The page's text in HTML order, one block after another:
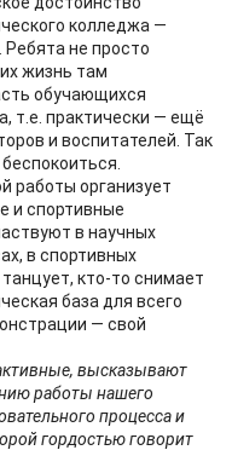
колледжа —
не просто
жизнь там
обучающихся
т.е. практически — ещё
и воспитателей. Так
работы организует
и спортивные
в научных
в спортивных
кто-то снимает
база для всего
— свой
высказывают
работы нашего
процесса и
гордостью говорит